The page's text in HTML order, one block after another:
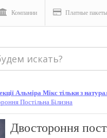
Компании Платные пакеты
Альміра Мікс тільки з
Постільна Білизна
Двостороння